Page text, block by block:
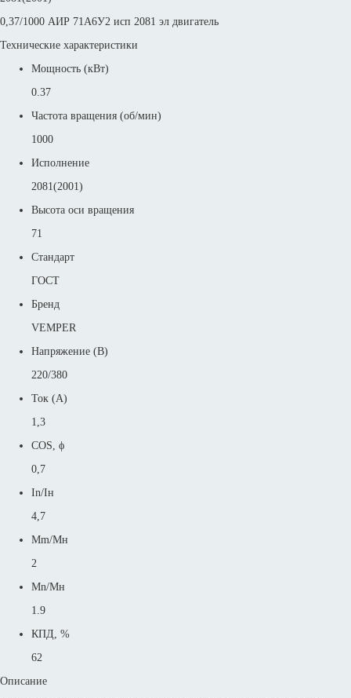
0,37/1000 АИР 71А6У2 исп 2081 эл двигатель
Технические характеристики
Мощность (кВт)
0.37
Частота вращения (об/мин)
1000
Исполнение
2081(2001)
Высота оси вращения
71
Стандарт
ГОСТ
Бренд
VEMPER
Напряжение (В)
220/380
Ток (А)
1,3
COS, ϕ
0,7
In/Iн
4,7
Mm/Mн
2
Mn/Mн
1.9
КПД, %
62
Описание